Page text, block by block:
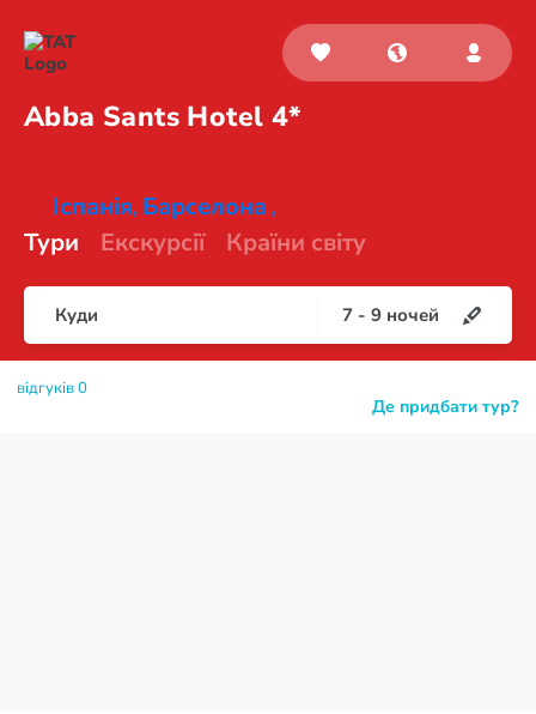
Abba Sants Hotel 4*
Іспанія, Барселона ,
Тури Екскурсії Країни світу
Куди 7 - 9 ночей
Де придбати тур?
відгуків 0